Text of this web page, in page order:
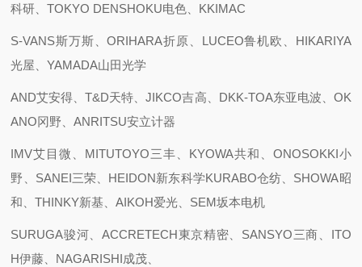
科研、TOKYO DENSHOKU电色、KKIMAC
S-VANS斯万斯、ORIHARA折原、LUCEO鲁机欧、HIKARIYA
光屋、YAMADA山田光学
AND艾安得、T&D天特、JIKCO吉高、DKK-TOA东亚电波、OK
ANO冈野、ANRITSU安立计器
IMV艾目微、MITUTOYO三丰、KYOWA共和、ONOSOKKI小
野、SANEI三荣、HEIDON新东科学KURABO仓纺、SHOWA昭
和、THINKY新基、AIKOH爱光、SEM坂本电机
SURUGA骏河、ACCRETECH東京精密、SANSYO三商、ITO
H伊藤、NAGARISHI成茂、